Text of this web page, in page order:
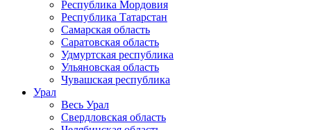
Республика Мордовия
Республика Татарстан
Самарская область
Саратовская область
Удмуртская республика
Ульяновская область
Чувашская республика
Урал
Весь Урал
Свердловская область